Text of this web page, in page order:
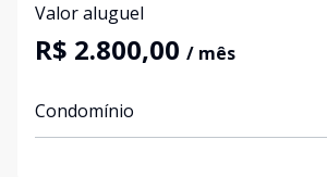
Valor aluguel
R$ 2.800,00 / mês
Condomínio